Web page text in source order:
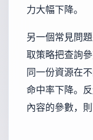
力大幅下降。
另一個常見問
取策略把查詢
同一份資源在
命中率下降。
內容的參數，